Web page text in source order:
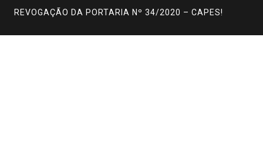
REVOGAÇÃO DA PORTARIA Nº 34/2020 – CAPES!